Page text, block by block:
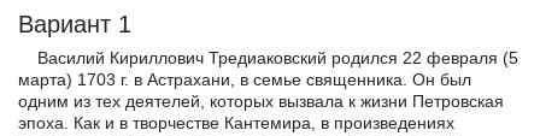
Вариант 1
Василий Кириллович Тредиаковский родился 22 февраля (5 марта) 1703 г. в Астрахани, в семье священника. Он был одним из тех деятелей, которых вызвала к жизни Петровская эпоха. Как и в творчестве Кантемира, в произведениях Тредиаковского отразилось новое время, новые идеи и образы, однако Тредиаковскому в его творческой деятельности не удалось окончательно преодолеть прежней схоластической культуры. Ему, как и Кантемиру, пришлось жить в эпоху реакции, в неблагоприятной, а порой и резко враждебной обстановке. Интеллигент-разночинец, Тредиаковский испытал в дворянско-монархической России много трудностей и лишений. В 1723 г., обуреваемый жаждой знаний, он, двадцати лет от роду, бежит из Астрахани в Москву, где два года учится в Славяно-греко-латинской академии. В 1725 г. Тредиаковский, не удовлетворенный богословско-схоластическим обучением в Академии, отправляется в Гаагу, а оттуда в Париж, в знаменитый университет – Сорбонну. В этом лучшем европейском университете, бедствуя, терпя материальные лишения, он учится три года и, став крупным ученым-филологом, в 1730 г. возвращается в Россию с тем, чтобы послужить просвещению Родины, послужить «досточтимым по гроб мною соотечественникам». Начало его литературной деятельности – самая светлая пора его жизни. Тредиаковский приехал в Россию атеистом, с восторгом читавшим сатиры Кантемира, называвшим церковников «тартюфами» и «сволочью». Он сразу включается в общественную жизнь, выступая убежденным сторонником «просвещенного абсолютизма», защитником деяний Петра, историческое значение реформ которого он раскрыл в «Елегии на смерть Петра Великого». К этому же времени относится перевод Тредиаковским светского по содержанию романа Поля Тальмана «Езда в остров Любви», воспринятого реакционным духовенством как дерзкий вызов официальной литературе. Но так было вначале. Положение ученого-разночинца, отстаивавшего в условиях дворянско-помещичьего строя свое право на существование, было поистине трагичным. Его всячески дискредитировали, унижали, старались изобразить бездарным, смешным. Людей умственного труда, посвятивших себе науке, без чинов и титулов, в высших кругах считали неполноценными людьми. Нужно было обладать колоссальной силой воли, несгибаемым и могучим характером, огромным талантом, чтобы утвердить свои права, сохранить чувство собственного достоинства, несмотря на плебейское происхождение. Это было по силам только Ломоносову. В 1732 г. Тредиаковский становится штатным переводчиком при Академии наук, затем секретарем Академии. Он ведет огромную литературную и научную работу. Но положение профессора «элоквенции» (красноречия), «трудолюбивого филолога» и придворного «пиита» становилось в Академии все более тяжелым. Оно усугублялось и литературной полемикой с Ломоносовым и Сумароковым. Будучи замечательным новатором во многих областях русской литературы, Тредиаковский, обладая меньшим литературным талантом, позволил вскоре опередить себя своим продолжателям Ломоносову и Сумарокову, которые, идя по пути, им впервые указанному, смогли очень скоро превзойти Тредиаковского и продвинуться значительно далее. Тредиаковский все это болезненно переживал, и вражда его с Ломоносовым и Сумароковым была длительной и непримиримой. Она началась с середины 1740-х годов, с того времени, когда поэтический талант Ломоносова затмевает дарование Тредиаковского. Спор между писателями шел о направлении, в котором должна развиваться русская поэзия, о характере стихотворного языка, но формы полемики были резкими. В последние годы Тредиаковский оставался в совершеннейшем одиночестве. Травля в академических кругах сделалась настолько невыносимой, что Тредиаковскому пришлось в 1759 г. оставить Академию. Он прожил еще 10 лет в полунищете (трижды погорел), болезнях (у него отнялись ноги) и, всеми забытый, умер 6 (17) августа 1769 г. в Санкт-Петербурге. Тредиаковский филолог и критик Определяя историко-литературное значение творческой деятельности Тредиаковского, Белинский писал: «Тредиаковский никогда не будет забыт, потому что родился вовремя». Всю свою жизнь Тредиаковский работал не покладая рук. Необычайное трудолюбие, неутомимость и стремление принести «пользу для всей России» отличало его. Он оставил огромное наследие и был одним из самых плодовитых писателей-классицистов. Крупнейший филолог, преобразователь русского стихосложения, поэт и переводчик, автор теоретических и критических статей, «Тредиаковский брался за то, за что прежде всего должно браться». Титанический труд Тредиаковского был направлен на создание русской литературы, русской национальной культуры, и эпиграфом ко всей его деятельности могут служить слова, произнесенные им незадолго до смерти: «Исповедую чистосердечно, что после истины ничего другого не ценю дороже в жизни моей, как услужение, на честности и пользе основанное, досточтимым по гроб мною соотечественникам». Свою литературную деятельность Тредиаковский начал с написания галантно-любовных песенок, которые он писал по-французски, но с русскими заглавиями: «Басенка о непостоянстве девушек», «Баллада о том, что любовь без заплаты не бывает от женского пола» и др. Песенки эти – образцы подражания легкой французской поэзии XVIII в. Вернувшись в 1730 г. в Россию, Тредиаковский издает перевод романа французского писателя Поля Тальмана «Езда в остров Любви» с приложением «Стихов на разные случаи». Это было его первым выступлением в печати и первым в России сборником светских стихотворений, написанных на русском и французском языках. В предисловии к роману, названному «К читателю», Тредиаковский, выдвигая определенную программу литературных реформ, подчеркивает светский характер этого произведения. Он выступает сторонником рифмы в стихе, ставит вопрос о выборе языка и стиля, которые должны определяться содержанием произведения, его жанровой природой. Тредиаковский обосновывает выбор для перевода простого русского слова, а не славянского языка тем, что «сия книга мирская», что это книга «сладкия любви» и потому «всем должна быть вразумительна», а «славянский язык темен», т.е. малопонятен. Славянский язык – язык церковных книг, а в светских книгах Тредиаковский предлагает освободиться от «славянщизны» и переводит «Езду в остров Любви» «почти самым простым русским словом, то есть каковым мы меж собой говорим». Правда, простой русский язык, который имеет в виду Тредиаковский, — это язык, на котором говорят при «дворе ее величества». Это язык «благоразумнейших ее министров», дворян. Заслуга Тредиаковского – в постановке вопроса о необходимости реформы литературного языка, о совершенствовании которого он заботится и тогда, когда произносит 14 марта 1735 г. в Российском собрании «Речь о чистоте российского языка», в которой указывает на необходимость составления грамматики «доброй и исправной» — словаря «полного и довольного», риторики и «стихотворной науки». К сожалению, языку писателя была свойственна большая затрудненность повествовательной и поэтической речи, что объяснялось повествовательной и поэтической речи, что объяснялось смешением славянизмов с латинизированными оборотами и русскими просторечными словами. Этот нарочито усложненный, искусственный язык не раз был предметом насмешек над писателем. Реформа русского литературного языка, необходимость которой осознал Тредиаковский, была осуществлена Ломоносовым, им же были изданы «Риторика» (1748) и «Грамматика» (1757). Новой России требовалась новая общенациональная литература, и Тредиаковский внес в ее развитие свою лепту. Особенно много сделал он в области «стихотворной науки». Силлабическое стихосложение, возникшее в условиях схоластической церковной культуры, не соответствовало новому, светскому преимущественно, содержанию русской литературы. Это впервые понял Тредиаковский, обративший внимание на русскую народную поэзию. Его реформа русского стихосложения была связана с коренными традициями русской национальной культуры и основывалась на знании им фольклора. В трактате «Новый и краткий способ к сложению российских стихов» (1735) Тредиаковский первый указал на тонический принцип как наиболее соответствующий природным свойствам русского языка. В основе новой системы Тредиаковского лежит принцип равномерного распределения ударений, принцип «тонической» стопы. Свои теоретические положения обосновывал он и в других трактатах, в частности в статье «О древнем, среднем и новом стихотворении российском». Однако предпринятая Тредиаковским реформа стиха не была полной. Тредиаковский не смог окончательно порвать со старой силлабической системой, считая, что новый принцип должен быть распространен только на длинные силлабические стихи с большим количеством слогов, одиннадцатисложные стихи («российские пентаметры») и тринадцатисложные («российские эксаметры»). Короткие, четырех- и девятистопные стихи могут по-прежнему оставаться силлабическими, так как в коротких стихах одного ударения достаточно, чтобы организовать стих, сообщить ему определенную ритмичность. Половинчатость реформы Тредиаковского сказалась и в том, что он отдавал предпочтение парной женской рифме, отвергая возможность чередования в одном стихе женских и мужских рифм. Только в сатирических стихах допускал он возможность употребления мужской рифмы. Далее ограничения касались трехсложных стоп, против употребления которых возражал Тредиаковский. В двухсложных (ямб, хорей, пиррихий и спондей) он отдавал предпочтение хорею как наиболее характерному размеру русского стиха. Спустя четыре года, в 1739 году, появился трактат Ломоносова «О правилах российского стихотворства», снявший все ограничения с силлабической системы стихосложения. Характерно, что Тредиаковский вынужден был согласиться с теоретическими обоснованиями Ломоносова и во втором издании своего «Нового и краткого способа» (1752), к которому он прилагает различные стихотворения, переработал их. Тредиаковский отказывается от ранее предложенных им ограничений. Новаторская реформа Тредиаковского вызывала неоднократно упреки в подражательности